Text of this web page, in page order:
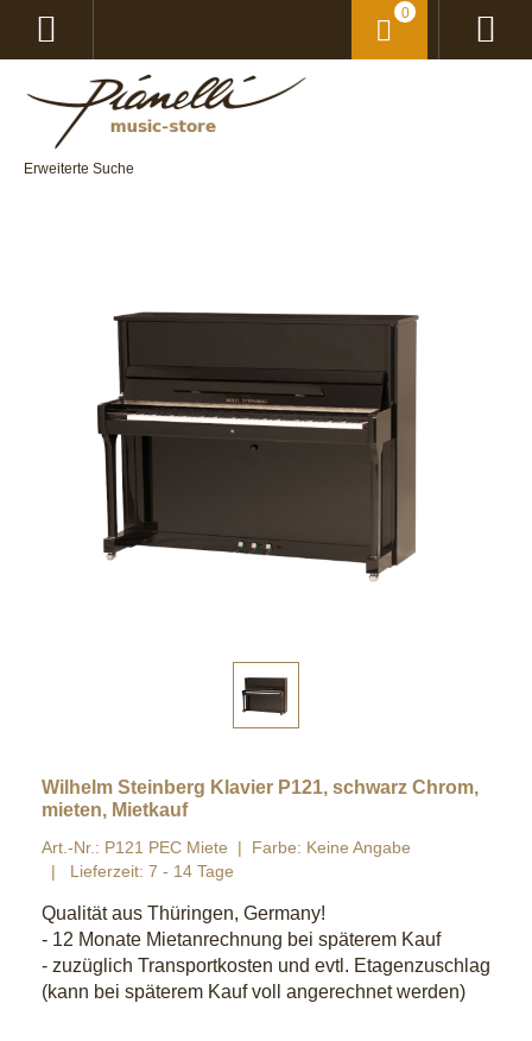
Erweiterte Suche
0
Wilhelm Steinberg Klavier P121, schwarz Chrom,
mieten, Mietkauf
Art.-Nr.: P121 PEC Miete
Farbe: Keine Angabe
Lieferzeit: 7 - 14 Tage
Qualität aus Thüringen, Germany!
- 12 Monate Mietanrechnung bei späterem Kauf
- zuzüglich Transportkosten und evtl. Etagenzuschlag
(kann bei späterem Kauf voll angerechnet werden)